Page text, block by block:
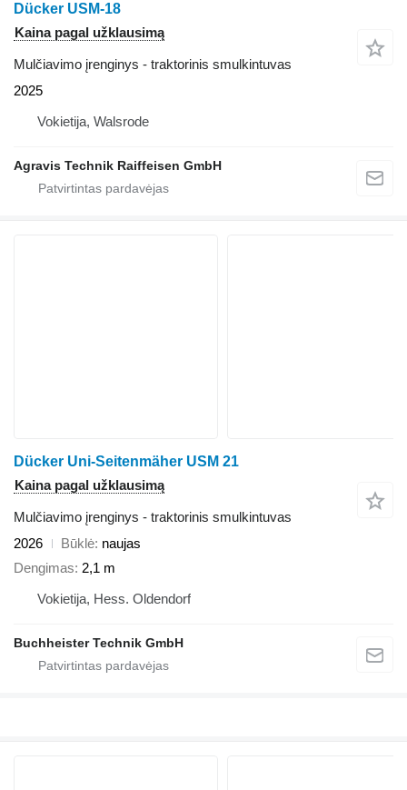
Dücker USM-18
Kaina pagal užklausimą
Mulčiavimo įrenginys - traktorinis smulkintuvas
2025
Vokietija, Walsrode
Agravis Technik Raiffeisen GmbH
Dücker Uni-Seitenmäher USM 21
Kaina pagal užklausimą
Mulčiavimo įrenginys - traktorinis smulkintuvas
2026
Būklė naujas
Dengimas 2,1 m
Vokietija, Hess. Oldendorf
Buchheister Technik GmbH